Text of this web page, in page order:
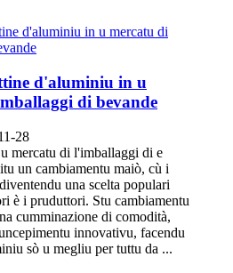
d'aluminiu in u
di bevande
28
mercatu di l'imballaggi di e
un cambiamentu maiò, cù i
una scelta populari
è i pruduttori. Stu cambiamentu
cumminazione di comodità,
innovativu, facendu
sò u megliu per tuttu da ...